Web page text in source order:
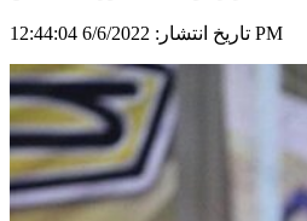
تاریخ انتشار: 6/6/2022 12:44:04 PM